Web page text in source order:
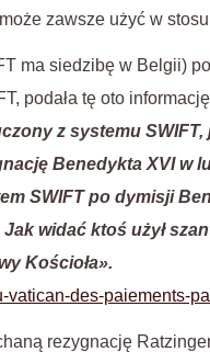
zawsze użyć w
ma siedzibę w Belgii)
podała tę oto
z systemu SWIFT,
Benedykta XVI w
SWIFT po dymisji
widać ktoś użył
Kościoła».
des-paiements-
rezygnację